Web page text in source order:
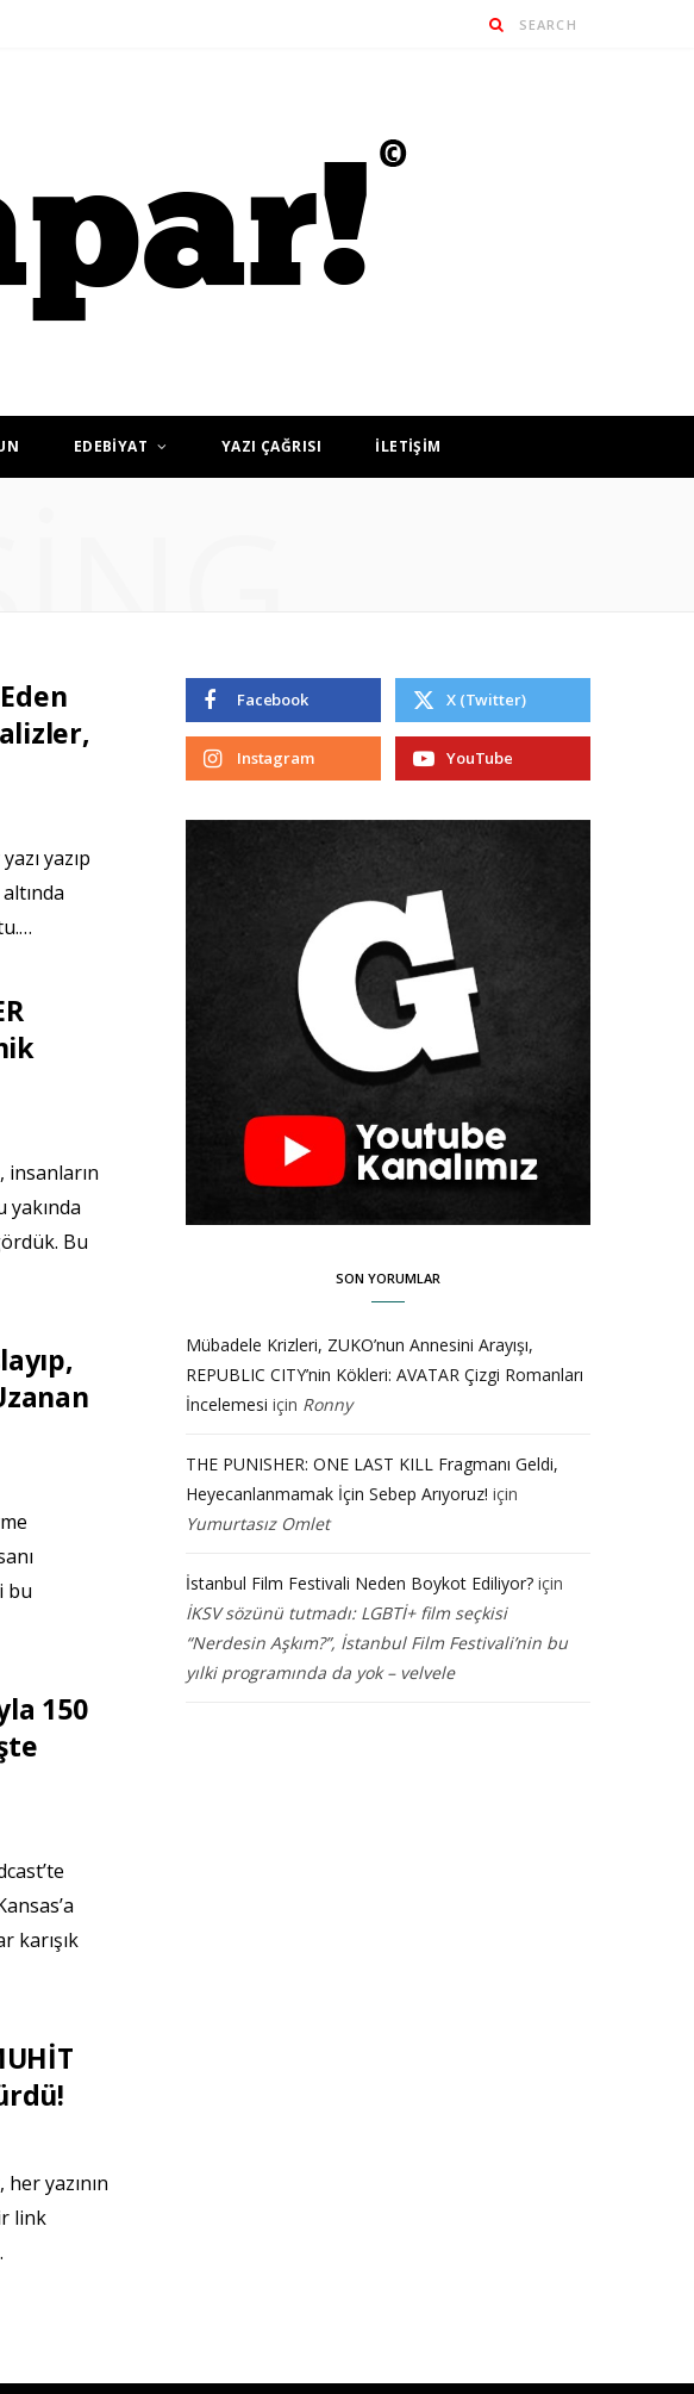
EDEBİYAT YAZI ÇAĞRISI İLETİŞİM
yazıp
yakında
Bu
bu
150
karışık
yazının
link
Facebook X (Twitter)
Instagram YouTube
SON YORUMLAR
Mübadele Krizleri, ZUKO’nun Annesini Arayışı,
REPUBLIC CITY’nin Kökleri: AVATAR Çizgi Romanları
İncelemesi için Ronny
THE PUNISHER: ONE LAST KILL Fragmanı Geldi,
Heyecanlanmamak İçin Sebep Arıyoruz! için
Yumurtasız Omlet
İstanbul Film Festivali Neden Boykot Ediliyor? için
İKSV sözünü tutmadı: LGBTİ+ film seçkisi
“Nerdesin Aşkım?”, İstanbul Film Festivali’nin bu
yılki programında da yok – velvele